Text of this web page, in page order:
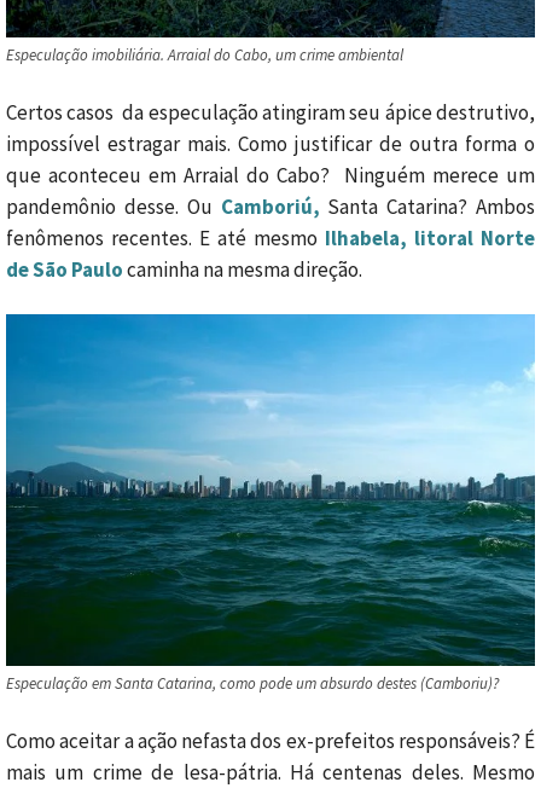
Especulação imobiliária. Arraial do Cabo, um crime ambiental
Certos casos da especulação atingiram seu ápice destrutivo,
impossível estragar mais. Como justificar de outra forma o
que aconteceu em Arraial do Cabo? Ninguém merece um
pandemônio desse. Ou Camboriú, Santa Catarina? Ambos
fenômenos recentes. E até mesmo Ilhabela, litoral Norte
de São Paulocaminha na mesma direção.
Especulação em Santa Catarina, como pode um absurdo destes (Camboriu)?
Como aceitar a ação nefasta dos ex-prefeitos responsáveis? É
mais um crime de lesa-pátria. Há centenas deles. Mesmo